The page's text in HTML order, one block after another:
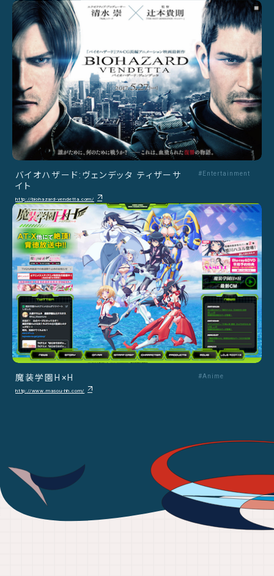
バイオハザード:ヴェンデッタ ティザーサ
イト
http://biohazard-vendetta.com/
#Entertainment
魔装学園H×H
http://www.masou-hh.com/
#Anime